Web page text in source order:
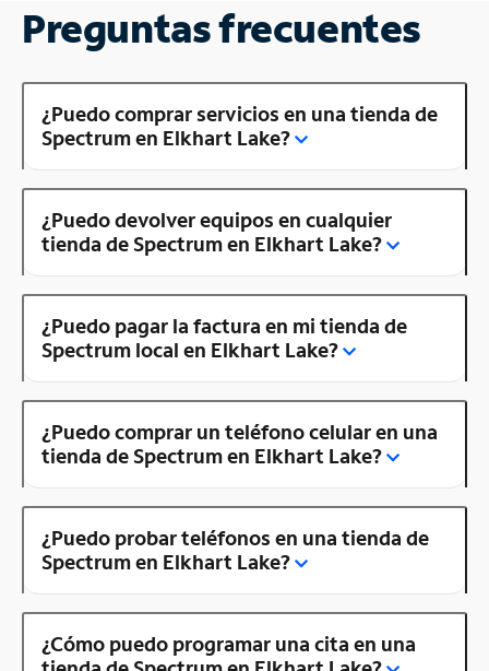
Preguntas frecuentes
¿Puedo comprar servicios en una tienda de
Spectrum en Elkhart Lake?
¿Puedo devolver equipos en cualquier
tienda de Spectrum en Elkhart Lake?
¿Puedo pagar la factura en mi tienda de
Spectrum local en Elkhart Lake?
¿Puedo comprar un teléfono celular en una
tienda de Spectrum en Elkhart Lake?
¿Puedo probar teléfonos en una tienda de
Spectrum en Elkhart Lake?
¿Cómo puedo programar una cita en una